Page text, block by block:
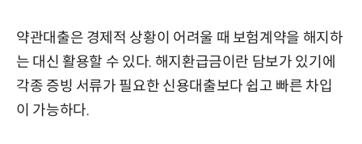
약관대출은 경제적 상황이 어려울 때 보험계약을 해지하
는 대신 활용할 수 있다. 해지환급금이란 담보가 있기에
각종 증빙 서류가 필요한 신용대출보다 쉽고 빠른 차입
이 가능하다.